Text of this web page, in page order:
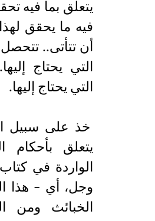
يتعلق بما فيه
فيه ما يحقق
أن تتأتى..
التي يحتاج
التي يحتاج إليها.
خذ على سبيل
يتعلق بأحكام
الواردة في
وجل، أي – هذا
الخبائث ومن